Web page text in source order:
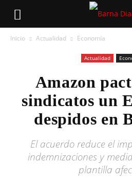
Inicio Actualidad Economía
Actualidad
Amazon
sindicatos un
despidos en
El acuerdo reduce el
indemnizaciones y
plantilla